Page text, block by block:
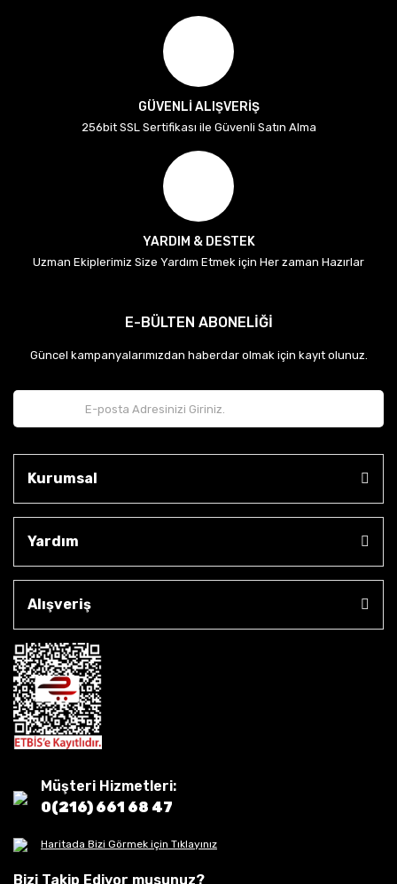
GÜVENLİ ALIŞVERİŞ
256bit SSL Sertifikası ile Güvenli Satın Alma
YARDIM & DESTEK
Uzman Ekiplerimiz Size Yardım Etmek için Her zaman Hazırlar
E-BÜLTEN ABONELİĞİ
Güncel kampanyalarımızdan haberdar olmak için kayıt olunuz.
Kurumsal
Yardım
Alışveriş
Müşteri Hizmetleri:
0(216) 661 68 47
Haritada Bizi Görmek için Tıklayınız
Bizi Takip Ediyor musunuz?